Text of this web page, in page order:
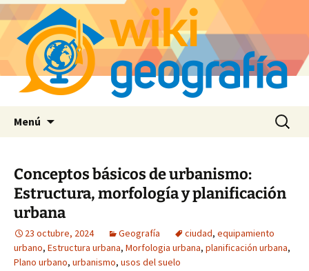
Menú Buscar:
Conceptos básicos de urbanismo:
Estructura, morfología y planificación
urbana
23 octubre, 2024 Geografía ciudad, equipamiento
urbano, Estructura urbana, Morfologia urbana, planificación urbana,
Plano urbano, urbanismo, usos del suelo